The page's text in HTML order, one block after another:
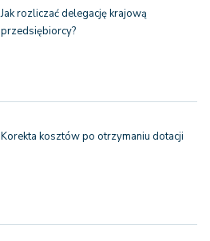
Jak rozliczać delegację krajową
przedsiębiorcy?
Korekta kosztów po otrzymaniu dotacji